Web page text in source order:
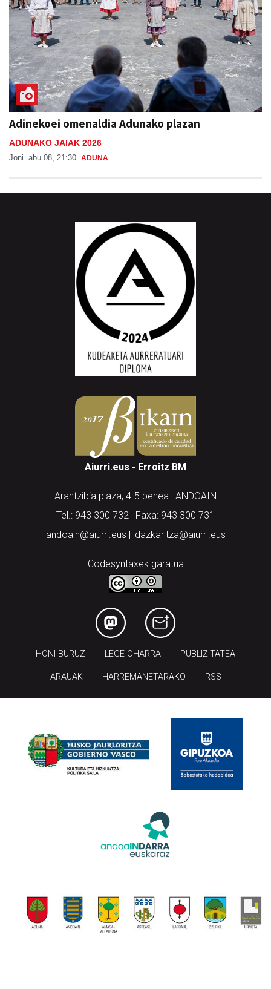
Adinekoei omenaldia Adunako plazan
ADUNAKO JAIAK 2026
Joni abu 08, 21:30 ADUNA
Aiurri.eus - Erroitz BM
Arantzibia plaza, 4-5 behea | ANDOAIN
Tel.: 943 300 732 | Faxa: 943 300 731
andoain@aiurri.eus | idazkaritza@aiurri.eus
Codesyntaxek garatua
HONI BURUZ LEGE OHARRA PUBLIZITATEA
ARAUAK HARREMANETARAKO RSS